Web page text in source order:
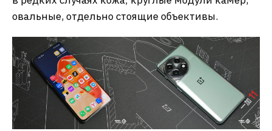
овальные, отдельно стоящие объективы.